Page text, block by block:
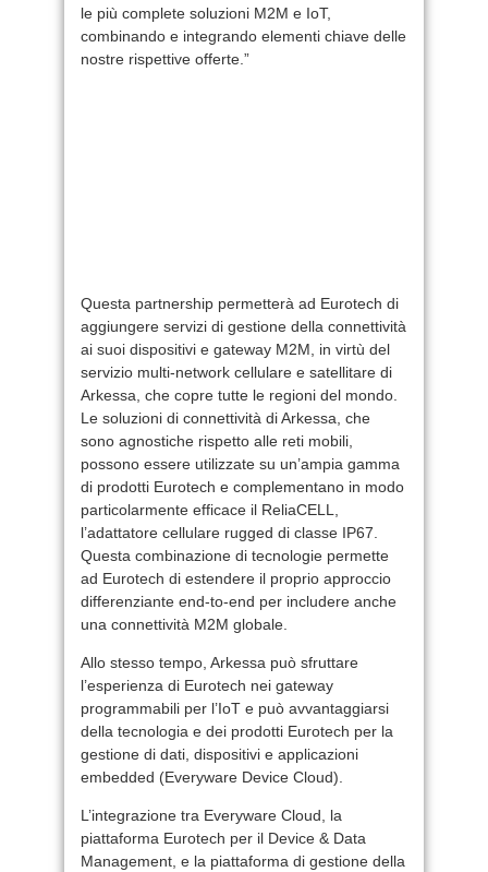
le più complete soluzioni M2M e IoT,
combinando e integrando elementi chiave delle
nostre rispettive offerte.”
Questa partnership permetterà ad Eurotech di
aggiungere servizi di gestione della connettività
ai suoi dispositivi e gateway M2M, in virtù del
servizio multi-network cellulare e satellitare di
Arkessa, che copre tutte le regioni del mondo.
Le soluzioni di connettività di Arkessa, che
sono agnostiche rispetto alle reti mobili,
possono essere utilizzate su un’ampia gamma
di prodotti Eurotech e complementano in modo
particolarmente efficace il ReliaCELL,
l’adattatore cellulare rugged di classe IP67.
Questa combinazione di tecnologie permette
ad Eurotech di estendere il proprio approccio
differenziante end-to-end per includere anche
una connettività M2M globale.
Allo stesso tempo, Arkessa può sfruttare
l’esperienza di Eurotech nei gateway
programmabili per l’IoT e può avvantaggiarsi
della tecnologia e dei prodotti Eurotech per la
gestione di dati, dispositivi e applicazioni
embedded (Everyware Device Cloud).
L’integrazione tra Everyware Cloud, la
piattaforma Eurotech per il Device & Data
Management, e la piattaforma di gestione della